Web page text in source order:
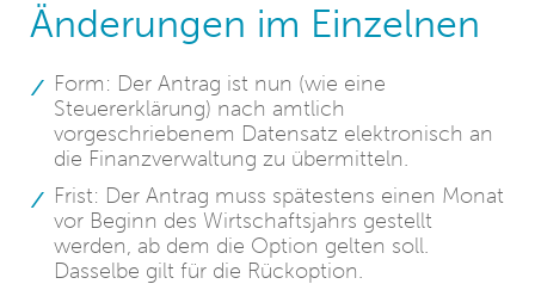
Änderungen im Einzelnen
Form: Der Antrag ist nun (wie eine
Steuererklärung) nach amtlich
vorgeschriebenem Datensatz elektronisch an
die Finanzverwaltung zu übermitteln.
Frist: Der Antrag muss spätestens einen Monat
vor Beginn des Wirtschaftsjahrs gestellt
werden, ab dem die Option gelten soll.
Dasselbe gilt für die Rückoption.